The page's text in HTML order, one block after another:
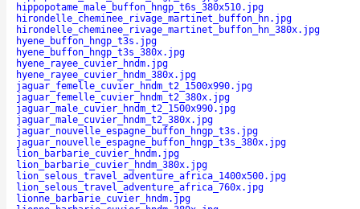
hippopotame_male_buffon_hngp_t6s_380x510.jpg
hirondelle_cheminee_rivage_martinet_buffon_hn.jpg
hirondelle_cheminee_rivage_martinet_buffon_hn_380x.jpg
hyene_buffon_hngp_t3s.jpg
hyene_buffon_hngp_t3s_380x.jpg
hyene_rayee_cuvier_hndm.jpg
hyene_rayee_cuvier_hndm_380x.jpg
jaguar_femelle_cuvier_hndm_t2_1500x990.jpg
jaguar_femelle_cuvier_hndm_t2_380x.jpg
jaguar_male_cuvier_hndm_t2_1500x990.jpg
jaguar_male_cuvier_hndm_t2_380x.jpg
jaguar_nouvelle_espagne_buffon_hngp_t3s.jpg
jaguar_nouvelle_espagne_buffon_hngp_t3s_380x.jpg
lion_barbarie_cuvier_hndm.jpg
lion_barbarie_cuvier_hndm_380x.jpg
lion_selous_travel_adventure_africa_1400x500.jpg
lion_selous_travel_adventure_africa_760x.jpg
lionne_barbarie_cuvier_hndm.jpg